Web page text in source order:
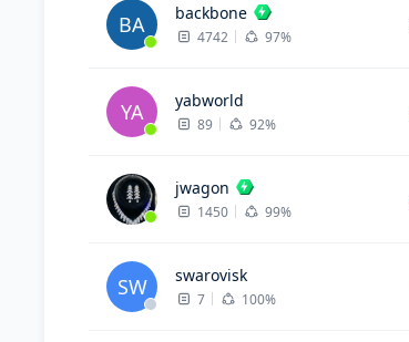
BA backbone
4742 97%
YA yabworld
89 92%
jwagon
1450 99%
SW swarovisk
7 100%